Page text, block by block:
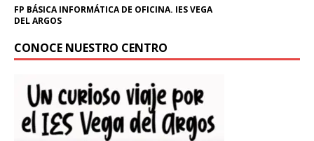
FP BÁSICA INFORMÁTICA DE OFICINA. IES VEGA
DEL ARGOS
CONOCE NUESTRO CENTRO